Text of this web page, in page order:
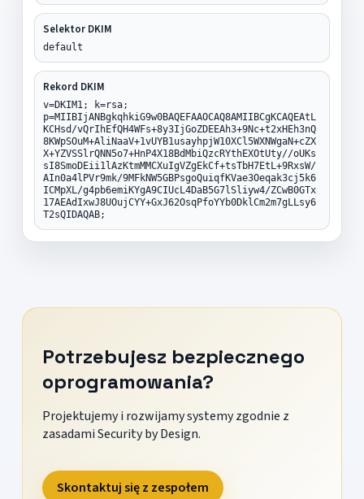
Selektor DKIM
default
Rekord DKIM
v=DKIM1; k=rsa;
p=MIIBIjANBgkqhkiG9w0BAQEFAAOCAQ8AMIIBCgKCAQEAtL
KCHsd/vQrIhEfQH4WFs+8y3IjGoZDEEAh3+9Nc+t2xHEh3nQ
8KWpSOuM+AliNaaV+1vUYB1usayhpjW10XCl5WXNWgaN+cZX
X+YZVSSlrQNN5o7+HnP4X18BdMbiQzcRYthEXOtUty//oUKs
sI8SmoDEii1lAzKtmMMCXuIgVZgEkCf+tsTbH7EtL+9RxsW/
AIn0a4lPVr9mk/9MFkNW5GBPsgoQuiqfKVae3Oeqak3cj5k6
ICMpXL/g4pb6emiKYgA9CIUcL4DaB5G7lSliyw4/ZCwB0GTx
17AEAdIxwJ8UOujCYY+GxJ62OsqPfoYYb0DklCm2m7gLLsy6
T2sQIDAQAB;
Potrzebujesz bezpiecznego
oprogramowania?
Projektujemy i rozwijamy systemy zgodnie z
zasadami Security by Design.
Skontaktuj się z zespołem